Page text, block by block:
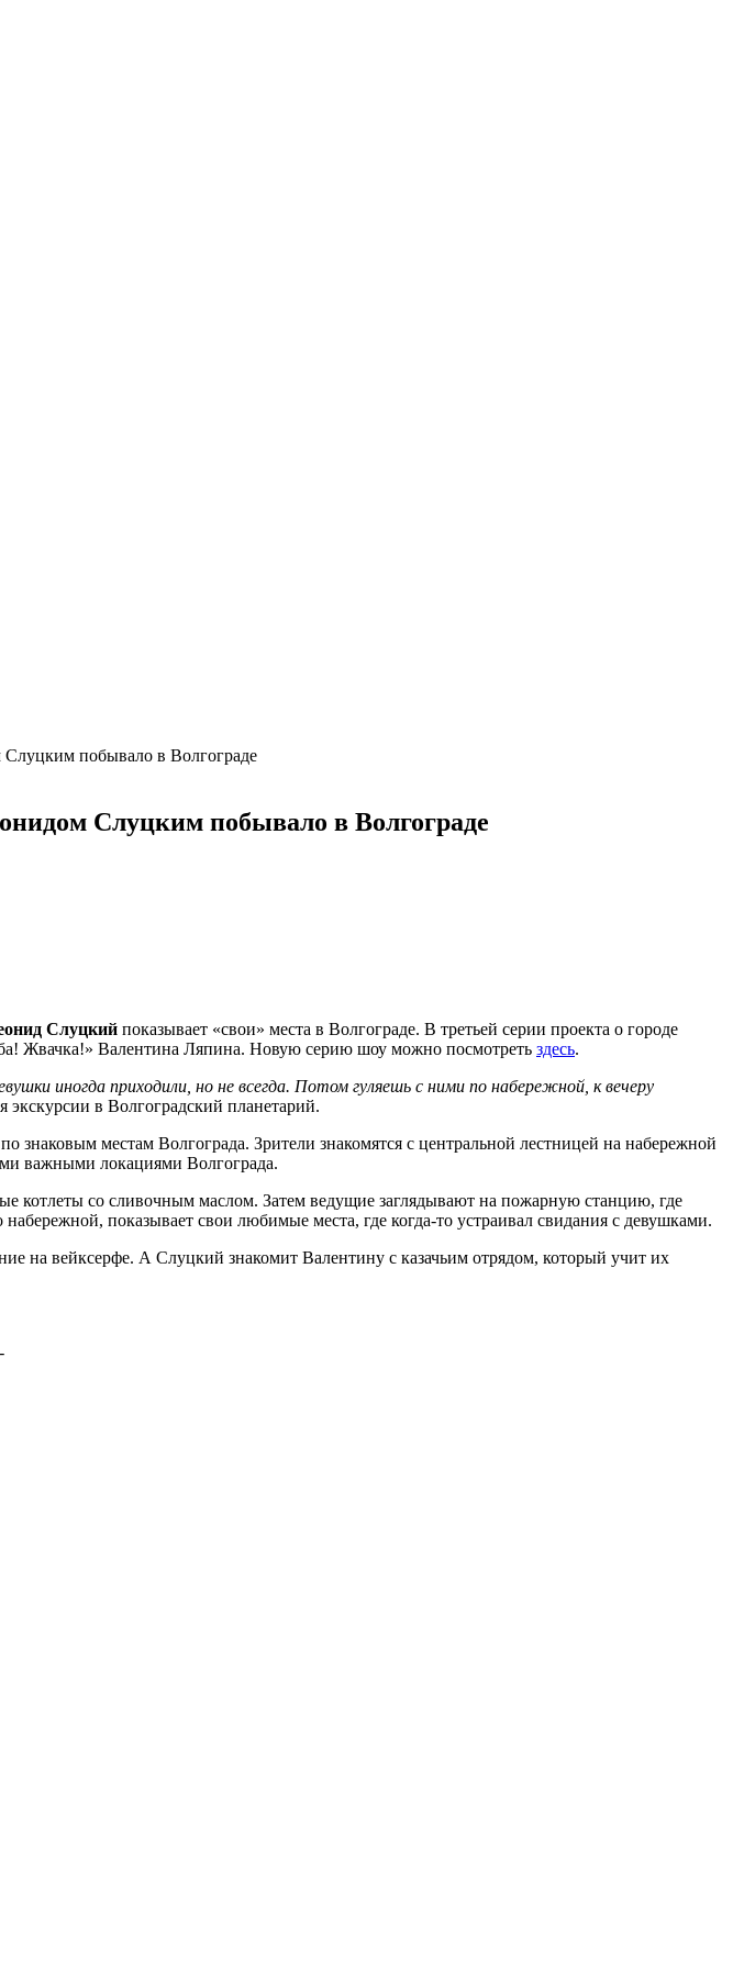
побывало в Волгограде
Слуцким побывало в Волгограде
Слуцкий показывает «свои» места в Волгограде. В третьей серии проекта о городе
Жвачка!» Валентина Ляпина. Новую серию шоу можно посмотреть здесь.
иногда приходили, но не всегда. Потом гуляешь с ними по набережной, к вечеру
в Волгоградский планетарий.
местам Волгограда. Зрители знакомятся с центральной лестницей на набережной
важными локациями Волгограда.
котлеты со сливочным маслом. Затем ведущие заглядывают на пожарную станцию, где
показывает свои любимые места, где когда-то устраивал свидания с девушками.
на вейксерфе. А Слуцкий знакомит Валентину с казачьим отрядом, который учит их